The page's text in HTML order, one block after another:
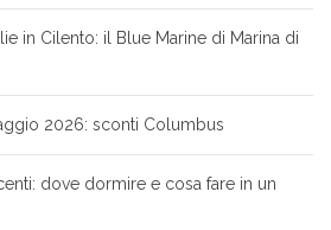
in Cilento: il Blue Marine di Marina di
2026: sconti Columbus
dove dormire e cosa fare in un